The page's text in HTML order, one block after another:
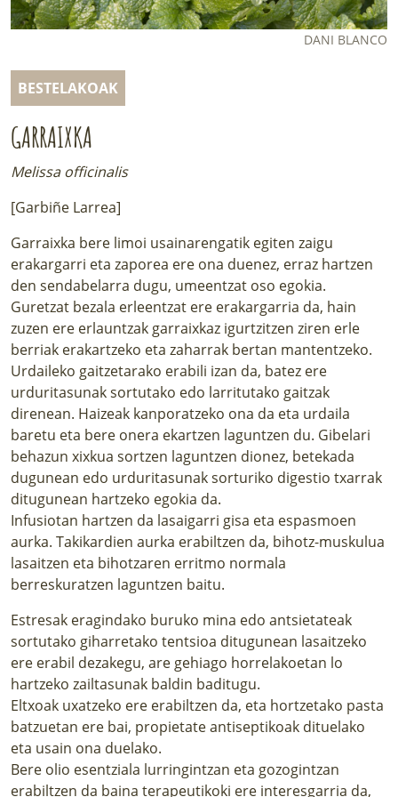
LURRAREN AGENDA
DANI BLANCO
BESTELAKOAK
GARRAIXKA
Melissa officinalis
[Garbiñe Larrea]
Garraixka bere limoi usainarengatik egiten zaigu
erakargarri eta zaporea ere ona duenez, erraz hartzen
den sendabelarra dugu, umeentzat oso egokia.
Guretzat bezala erleentzat ere erakargarria da, hain
zuzen ere erlauntzak garraixkaz igurtzitzen ziren erle
berriak erakartzeko eta zaharrak bertan mantentzeko.
Urdaileko gaitzetarako erabili izan da, batez ere
urduritasunak sortutako edo larritutako gaitzak
direnean. Haizeak kanporatzeko ona da eta urdaila
baretu eta bere onera ekartzen laguntzen du. Gibelari
behazun xixkua sortzen laguntzen dionez, betekada
dugunean edo urduritasunak sorturiko digestio txarrak
ditugunean hartzeko egokia da.
Infusiotan hartzen da lasaigarri gisa eta espasmoen
aurka. Takikardien aurka erabiltzen da, bihotz-muskulua
lasaitzen eta bihotzaren erritmo normala
berreskuratzen laguntzen baitu.
Estresak eragindako buruko mina edo antsietateak
sortutako giharretako tentsioa ditugunean lasaitzeko
ere erabil dezakegu, are gehiago horrelakoetan lo
hartzeko zailtasunak baldin baditugu.
Eltxoak uxatzeko ere erabiltzen da, eta hortzetako pasta
batzuetan ere bai, propietate antiseptikoak dituelako
eta usain ona duelako.
Bere olio esentziala lurringintzan eta gozogintzan
erabiltzen da baina terapeutikoki ere interesgarria da,